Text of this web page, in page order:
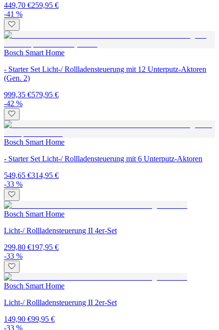
449,70 €259,95 €
-41 %
Bosch Smart Home
- Starter Set Licht-/ Rollladensteuerung mit 12 Unterputz-Aktoren
(Gen. 2)
999,35 €579,95 €
-42 %
Bosch Smart Home
- Starter Set Licht-/ Rollladensteuerung mit 6 Unterputz-Aktoren
549,65 €314,95 €
-33 %
Bosch Smart Home
Licht-/ Rollladensteuerung II 4er-Set
299,80 €197,95 €
-33 %
Bosch Smart Home
Licht-/ Rollladensteuerung II 2er-Set
149,90 €99,95 €
-33 %